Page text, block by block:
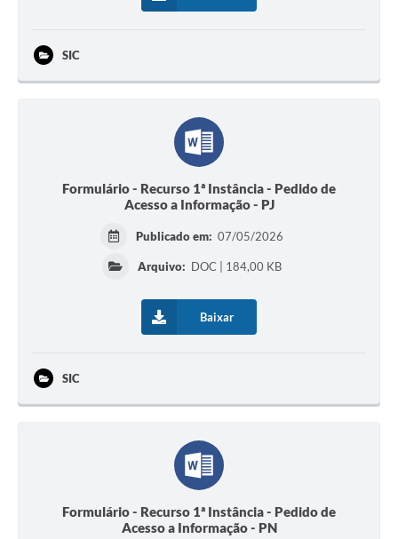
SIC
Formulário - Recurso 1ª Instância - Pedido de
Acesso a Informação - PJ
Publicado em: 07/05/2026
Arquivo: DOC | 184,00 KB
Baixar
SIC
Formulário - Recurso 1ª Instância - Pedido de
Acesso a Informação - PN